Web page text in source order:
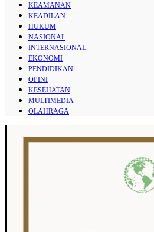
KEAMANAN
KEADILAN
HUKUM
NASIONAL
INTERNASIONAL
EKONOMI
PENDIDIKAN
OPINI
KESEHATAN
MULTIMEDIA
OLAHRAGA